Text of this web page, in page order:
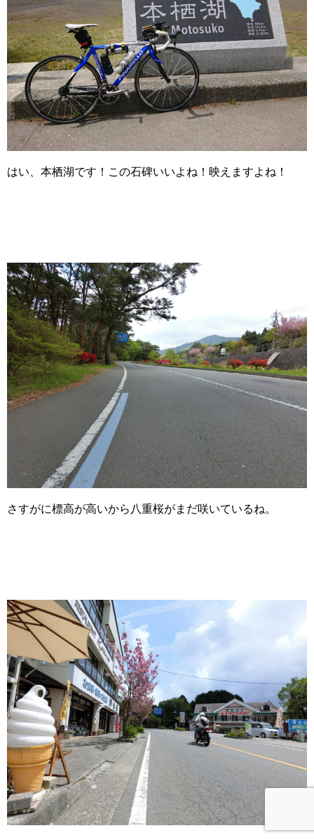
はい、本栖湖です！この石碑いいよね！映えますよね！
さすがに標高が高いから八重桜がまだ咲いているね。